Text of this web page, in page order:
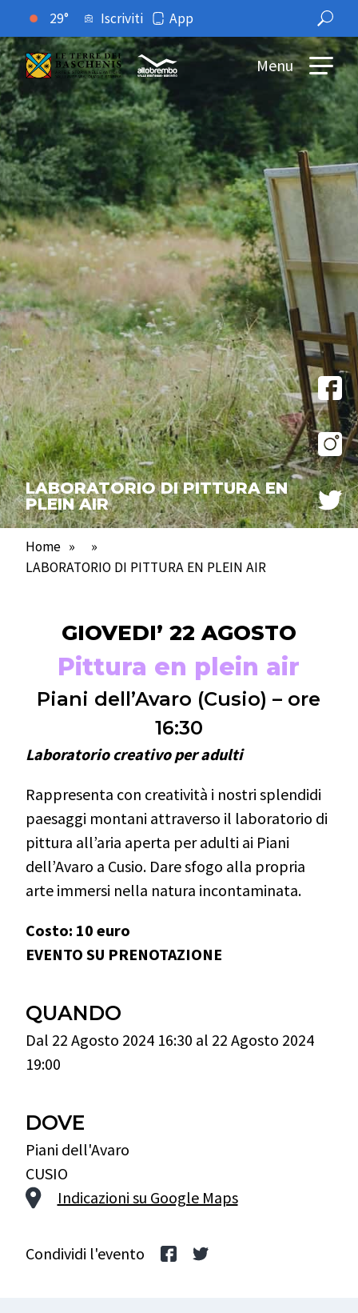
29° Iscriviti App
Menu
LABORATORIO DI PITTURA EN
PLEIN AIR
Home »
»
LABORATORIO DI PITTURA EN PLEIN AIR
GIOVEDI’ 22 AGOSTO
Pittura en plein air
Piani dell’Avaro (Cusio) – ore
16:30
Laboratorio creativo per adulti
Rappresenta con creatività i nostri splendidi
paesaggi montani attraverso il laboratorio di
pittura all’aria aperta per adulti ai Piani
dell’Avaro a Cusio. Dare sfogo alla propria
arte immersi nella natura incontaminata.
Costo: 10 euro
EVENTO SU PRENOTAZIONE
QUANDO
Dal 22 Agosto 2024 16:30 al 22 Agosto 2024
19:00
DOVE
Piani dell'Avaro
CUSIO
Indicazioni su Google Maps
Condividi l'evento